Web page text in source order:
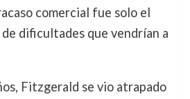
comercial fue solo el
dificultades que vendrían a
Fitzgerald se vio atrapado